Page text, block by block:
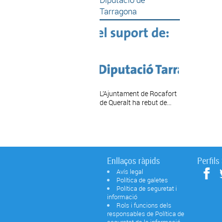
Tarragona
L’Ajuntament de Rocafort
de Queralt ha rebut de...
Enllaços ràpids
Avís legal
Política de galetes
Política de seguretat i
informació
Rols i funcions dels
responsables de Política de
Perfils